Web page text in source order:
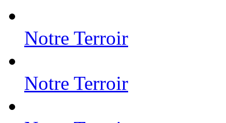
Notre Terroir
Notre Terroir